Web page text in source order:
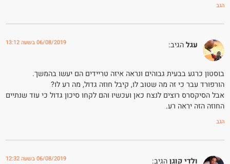
הגב
עגלהגיב: 06/08/2019 בשעה 13:12
בוסטון כרגע בבעית גבוהים ונראה איזה טריידים הם יעשו בהמשך.
הורפורד עבר כי זה מה שטוב לו, קיבל חוזה גדול, מה רע לו?
אבל הסיקסרס רוצים לנצח כאן ועכשיו והם לקחו סיכון גדול כי עוד שנתיים
החוזה הזה יראה רע.
הגב
ולדי קוגןהגיב: 06/08/2019 בשעה 12:32